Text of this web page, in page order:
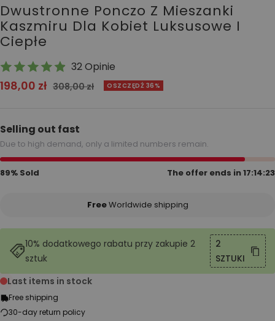
Dwustronne Ponczo Z Mieszanki
Kaszmiru Dla Kobiet Luksusowe I
Ciepłe
32 Opinie
Cena
198,00 zł Cena
308,00 zł OSZCZĘDŹ 36%
Selling out fast
Due to high demand, only a limited numbers remain.
89% Sold The offer ends in17:14:22
FreeWorldwide shipping
10% dodatkowego rabatu przy zakupie 2
sztuk
2
SZTUKI
Last items in stock
Free shipping
30-day return policy